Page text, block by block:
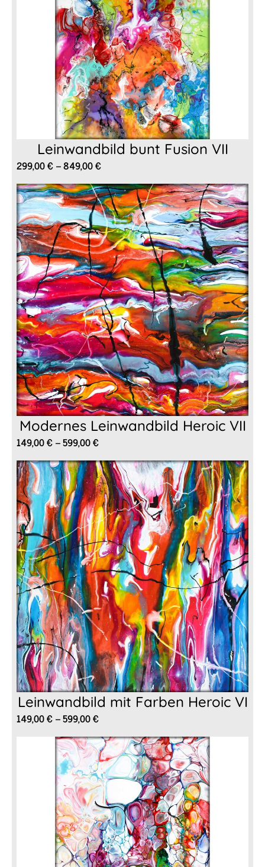
Leinwandbild bunt Fusion VII
299,00€–849,00€
bis
849,00 €
Modernes Leinwandbild Heroic VII
149,00€–599,00€
bis
599,00 €
Leinwandbild mit Farben Heroic VI
149,00€–599,00€
bis
599,00 €